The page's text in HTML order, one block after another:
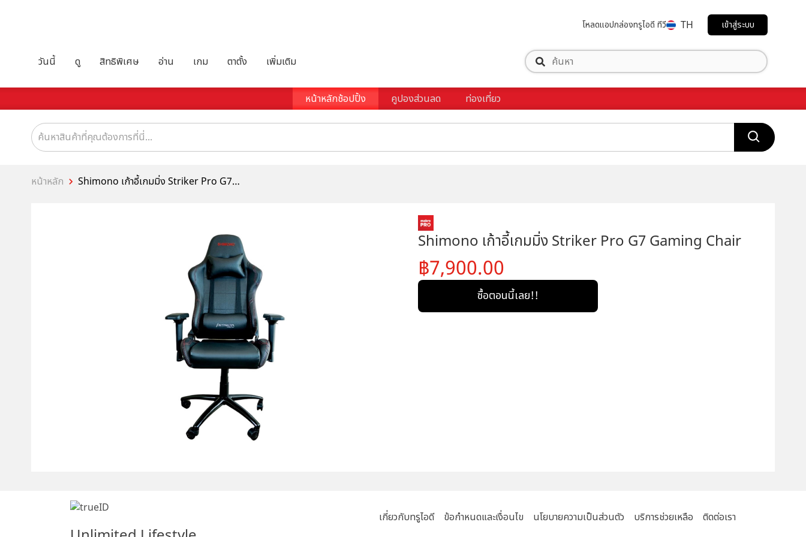
โหลดแอปกล่องทรูไอดี ทีวี TH เข้าสู่ระบบ
วันนี้ ดู สิทธิพิเศษ อ่าน เกม ตาตั้ง เพิ่มเติม
หน้าหลักช้อปปิ้ง คูปองส่วนลด ท่องเที่ยว
หน้าหลัก
Shimono เก้าอี้เกมมิ่ง Striker Pro G7
Shimono เก้าอี้เกมมิ่ง Striker Pro G7 Gaming Chair
7,900.00
ซื้อตอนนี้เลย!!
เกี่ยวกับทรูไอดี ข้อกำหนดและเงื่อนไข นโยบายความเป็นส่วนตัว บริการช่วยเหลือ ติดต่อเรา